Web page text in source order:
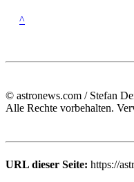
^
© astronews.com / Stefan
Alle Rechte vorbehalten.
URL dieser Seite: https://